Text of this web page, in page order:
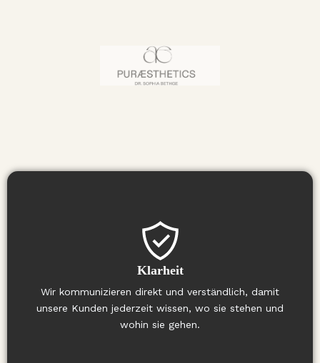
Klarheit
Wir kommunizieren direkt und verständlich, damit
unsere Kunden jederzeit wissen, wo sie stehen und
wohin sie gehen.